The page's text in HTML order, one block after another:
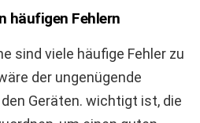
häufigen Fehlern
sind viele häufige Fehler zu
der ungenügende
Geräten. wichtigt ist, die